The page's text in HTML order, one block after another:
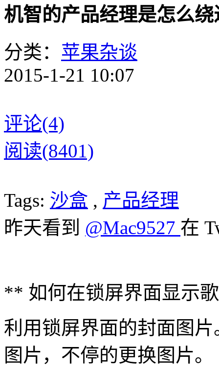
机智的产品经理是怎么
分类： 苹果杂谈
2015-1-21 10:07
评论(4)
阅读(8401)
Tags: 沙盒 , 产品经理
昨天看到 @Mac9527 在
** 如何在锁屏界面显示
利用锁屏界面的封面图
图片，不停的更换图片。